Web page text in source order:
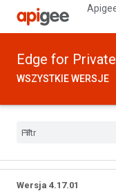
Edge for
WSZYSTKIE WERSJE
Wersja 4.17.01